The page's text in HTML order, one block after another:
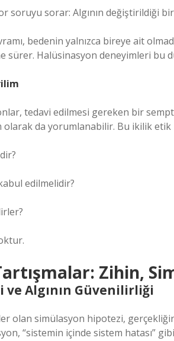
soruyu sorar: Algının değiştirildiği
bedenin yalnızca bireye ait
sürer. Halüsinasyon deneyimleri bu
tedavi edilmesi gereken bir
olarak da yorumlanabilir. Bu ikilik
edilmelidir?
Zihin,
Algının Güvenilirliği
olan simülasyon hipotezi,
“sistemin içinde sistem hatası”